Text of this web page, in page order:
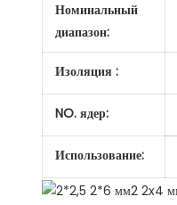
Номинальный
диапазон:
Изоляция :
NO. ядер:
Использование: